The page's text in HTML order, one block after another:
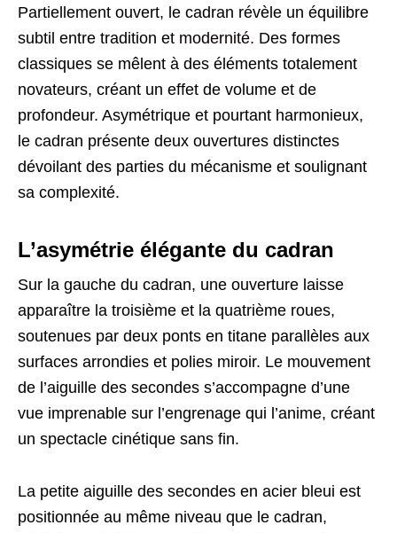
Partiellement ouvert, le cadran révèle un équilibre
subtil entre tradition et modernité. Des formes
classiques se mêlent à des éléments totalement
novateurs, créant un effet de volume et de
profondeur. Asymétrique et pourtant harmonieux,
le cadran présente deux ouvertures distinctes
dévoilant des parties du mécanisme et soulignant
sa complexité.
L’asymétrie élégante du cadran
Sur la gauche du cadran, une ouverture laisse
apparaître la troisième et la quatrième roues,
soutenues par deux ponts en titane parallèles aux
surfaces arrondies et polies miroir. Le mouvement
de l’aiguille des secondes s’accompagne d’une
vue imprenable sur l’engrenage qui l’anime, créant
un spectacle cinétique sans fin.
La petite aiguille des secondes en acier bleui est
positionnée au même niveau que le cadran,